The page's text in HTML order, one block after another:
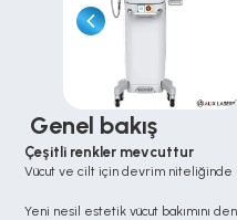
Genel bakış
Çeşitli renkler mevcuttur
Vücut ve cilt için devrim
Yeni nesil estetik vücut bakımını